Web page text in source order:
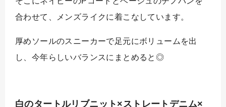
合わせて、メンズライクに着こなしています。
厚めソールのスニーカーで足元にボリュームを出
し、今年らしいバランスにまとめると◎
白のタートルリブニット×ストレートデニム×